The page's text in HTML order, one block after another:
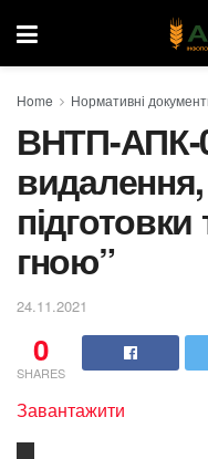
Home Нормативні
ВНТП-АПК-
гною”
24.11.2021
0
SHARES
Завантажити